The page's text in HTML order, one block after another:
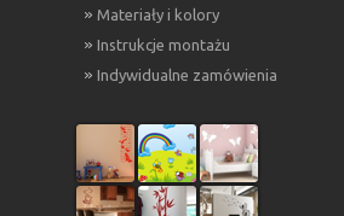
Materiały i kolory
Instrukcje montażu
Indywidualne zamówienia